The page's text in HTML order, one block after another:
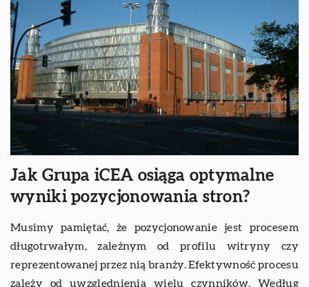
Jak Grupa iCEA osiąga optymalne
wyniki pozycjonowania stron?
Musimy pamiętać, że pozycjonowanie jest procesem
długotrwałym, zależnym od profilu witryny czy
reprezentowanej przez nią branży. Efektywność procesu
zależy od uwzględnienia wielu czynników. Według